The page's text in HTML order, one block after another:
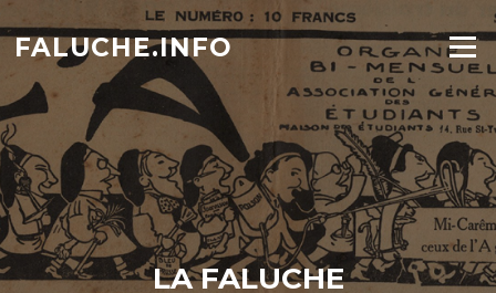
Aller
au
contenu
FALUCHE.INFO Menu
LA FALUCHE